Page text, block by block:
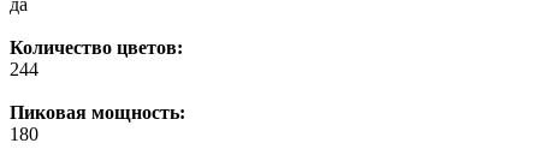
Количество цветов:
244
Пиковая мощность:
180